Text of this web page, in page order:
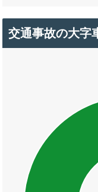
交通事故の大字